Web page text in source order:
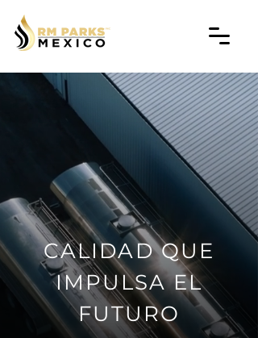
CALIDAD QUE
IMPULSA EL
FUTURO